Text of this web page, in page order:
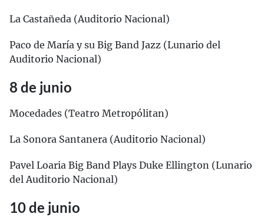
La Castañeda (Auditorio Nacional)
Paco de María y su Big Band Jazz (Lunario del
Auditorio Nacional)
8 de junio
Mocedades (Teatro Metropólitan)
La Sonora Santanera (Auditorio Nacional)
Pavel Loaria Big Band Plays Duke Ellington (Lunario
del Auditorio Nacional)
10 de junio